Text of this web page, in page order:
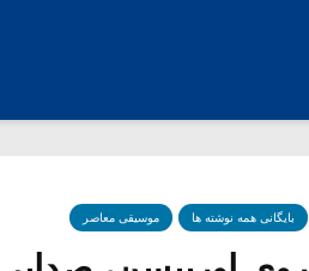
بایگانی همه نوشته ها موسیقی معاصر